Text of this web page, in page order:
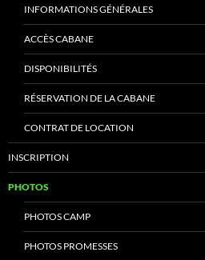
INFORMATIONS GÉNÉRALES
ACCÈS CABANE
DISPONIBILITÉS
RÉSERVATION DE LA CABANE
CONTRAT DE LOCATION
INSCRIPTION
PHOTOS
PHOTOS CAMP
PHOTOS PROMESSES